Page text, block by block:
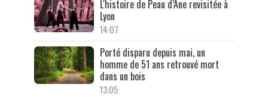
L'histoire de Peau d’Âne revisitée à
Lyon
14:07
Porté disparu depuis mai, un
homme de 51 ans retrouvé mort
dans un bois
13:05